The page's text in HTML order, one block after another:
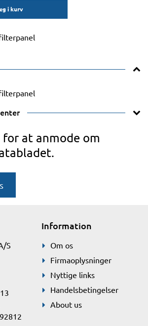
i kurv
at anmode om
S
Information
Om os
Firmaoplysninger
Nyttige links
Handelsbetingelser
About us